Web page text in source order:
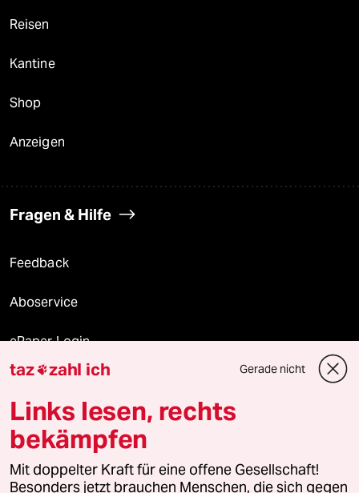
Reisen
Kantine
Shop
Anzeigen
Fragen & Hilfe
Feedback
Aboservice
ePaper Login
Downloads für Abonnierende
© 2026 taz Verlags und Vertriebs GmbH
Alle Rechte vorbehalten. Bei rechtlichen Fragen oder für Genehmigungen
wenden Sie sich bitte an
lizenzen@taz.de
taz zahl ich Gerade nicht
Links lesen, rechts
bekämpfen
Mit doppelter Kraft für eine offene Gesellschaft!
Besonders jetzt brauchen Menschen, die sich gegen